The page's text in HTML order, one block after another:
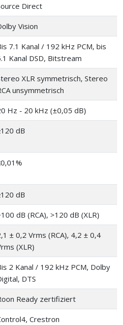
Direct
Vision
7.1 Kanal / 192 kHz PCM, bis
Kanal DSD, Bitstream
XLR symmetrisch, Stereo
unsymmetrisch
Hz - 20 kHz (±0,05 dB)
dB
dB
dB (RCA), >120 dB (XLR)
± 0,2 Vrms (RCA), 4,2 ± 0,4
(XLR)
2 Kanal / 192 kHz PCM, Dolby
DTS
Ready zertifiziert
Crestron